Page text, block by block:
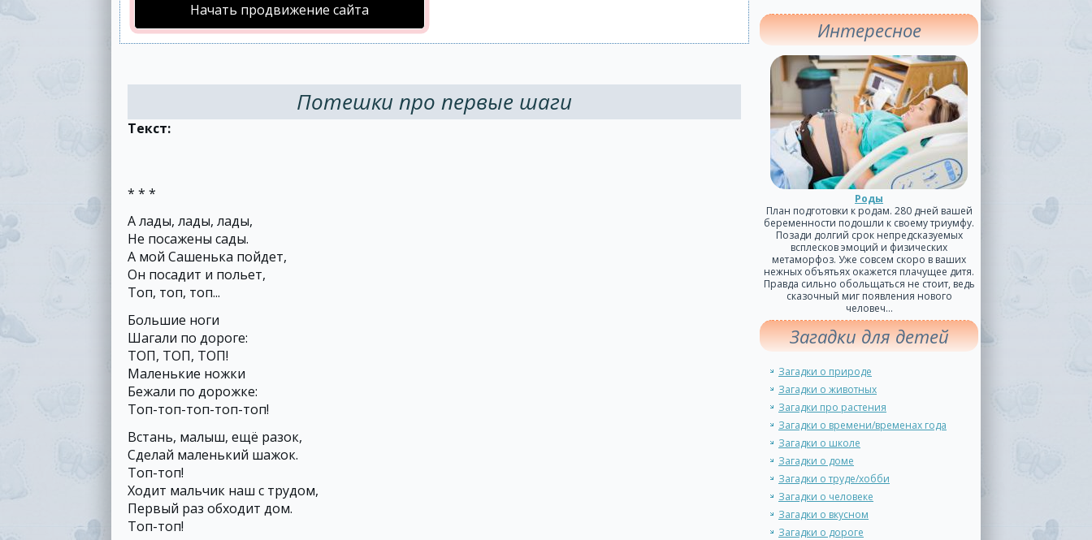
Начать продвижение сайта
Потешки про первые шаги
Текст:
* * *
А лады, лады, лады,
Не посажены сады.
А мой Сашенька пойдет,
Он посадит и польет,
Топ, топ, топ...
Большие ноги
Шагали по дороге:
ТОП, ТОП, ТОП!
Маленькие ножки
Бежали по дорожке:
Топ-топ-топ-топ-топ!
Встань, малыш, ещё разок,
Сделай маленький шажок.
Топ-топ!
Ходит мальчик наш с трудом,
Первый раз обходит дом.
Топ-топ!
Интересное
Роды
План подготовки к родам. 280 дней вашей
беременности подошли к своему триумфу.
Позади долгий срок непредсказуемых
всплесков эмоций и физических
метаморфоз. Уже совсем скоро в ваших
нежных объятьях окажется плачущее дитя.
Правда сильно обольщаться не стоит, ведь
сказочный миг появления нового
человеч...
Загадки для детей
Загадки о природе
Загадки о животных
Загадки про растения
Загадки о времени/временах года
Загадки о школе
Загадки о доме
Загадки о труде/хобби
Загадки о человеке
Загадки о вкусном
Загадки о дороге